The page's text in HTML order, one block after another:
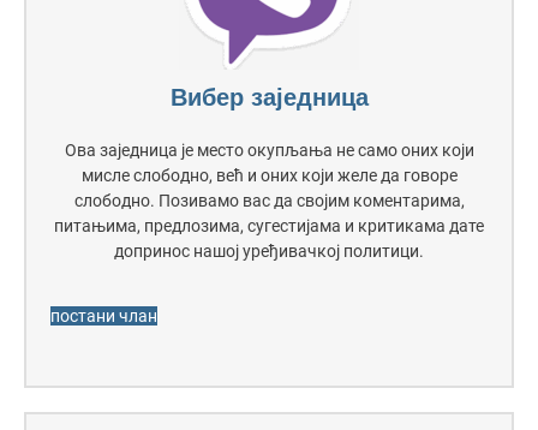
Вибер заједница
Ова заједница је место окупљања не само оних који
мисле слободно, већ и оних који желе да говоре
слободно. Позивамо вас да својим коментарима,
питањима, предлозима, сугестијама и критикама дате
допринос нашој уређивачкој политици.
постани члан